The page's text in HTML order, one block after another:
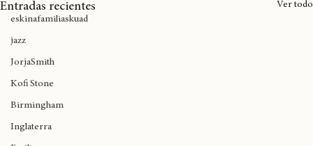
teatrocariola
eskinafamiliaskuad
jazz
JorjaSmith
Kofi Stone
Birmingham
Entradas recientes